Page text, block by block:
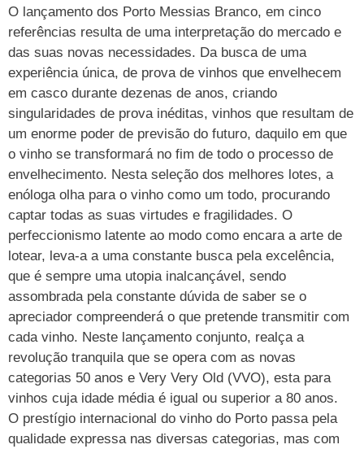
O lançamento dos Porto Messias Branco, em cinco
referências resulta de uma interpretação do mercado e
das suas novas necessidades. Da busca de uma
experiência única, de prova de vinhos que envelhecem
em casco durante dezenas de anos, criando
singularidades de prova inéditas, vinhos que resultam de
um enorme poder de previsão do futuro, daquilo em que
o vinho se transformará no fim de todo o processo de
envelhecimento. Nesta seleção dos melhores lotes, a
enóloga olha para o vinho como um todo, procurando
captar todas as suas virtudes e fragilidades. O
perfeccionismo latente ao modo como encara a arte de
lotear, leva-a a uma constante busca pela excelência,
que é sempre uma utopia inalcançável, sendo
assombrada pela constante dúvida de saber se o
apreciador compreenderá o que pretende transmitir com
cada vinho. Neste lançamento conjunto, realça a
revolução tranquila que se opera com as novas
categorias 50 anos e Very Very Old (VVO), esta para
vinhos cuja idade média é igual ou superior a 80 anos.
O prestígio internacional do vinho do Porto passa pela
qualidade expressa nas diversas categorias, mas com